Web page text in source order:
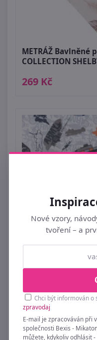
METRÁŽ Bavlněné
COLLECTION
269 Kč
Bavlněná látka
129 Kč
Nové vzory,
tvoření – a
Chci být informován o
zpravodaj
E-mail je zpracováván při
společnosti Bexis -
můžete, kdykoliv odhlásit